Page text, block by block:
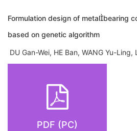
Formulation design of metalbearing
based on genetic algorithm
DU Gan-Wei, HE Ban, WANG Yu-
PDF (PC)